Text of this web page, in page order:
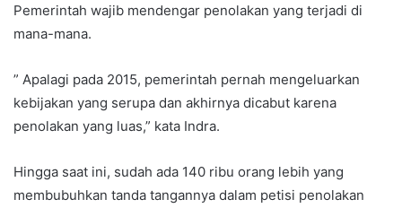
Pemerintah wajib mendengar penolakan yang terjadi di
mana-mana.
” Apalagi pada 2015, pemerintah pernah mengeluarkan
kebijakan yang serupa dan akhirnya dicabut karena
penolakan yang luas,” kata Indra.
Hingga saat ini, sudah ada 140 ribu orang lebih yang
membubuhkan tanda tangannya dalam petisi penolakan